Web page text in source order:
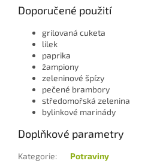
Doporučené použití
grilovaná cuketa
lilek
paprika
žampiony
zeleninové špízy
pečené brambory
středomořská zelenina
bylinkové marinády
Doplňkové parametry
Kategorie:
Potraviny